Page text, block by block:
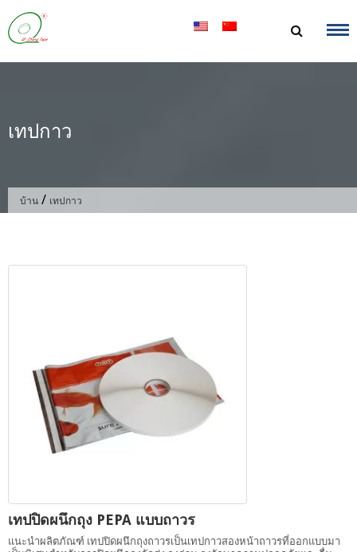
ข้าม
ไป
เนื้อหา
เทปกาว
บ้าน / เทปกาว
เทปปิดผนึกถุง PEPA แบบถาวร
แนะนำผลิตภัณฑ์ เทปปิดผนึกถุงถาวรเป็นเทปกาวสองหน้าถาวรที่ออกแบบมา